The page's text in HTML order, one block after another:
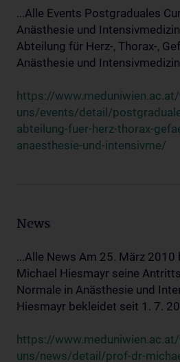
...Alle Events Postgraduales
Anästhesie und
Abteilung für Herz-, Thorax-,
Anästhesie und
https://
uns/events/detail/
abteilung-fuer-herz-thorax-
anaesthesie-und-intensivme/
News
...Alle News Am 25. März 2010
Michael Hiesmayr seine
Normale in Anästhesie und
Hiesmayr bekleidet seit 1. 7.
https://
uns/news/detail/prof-dr-